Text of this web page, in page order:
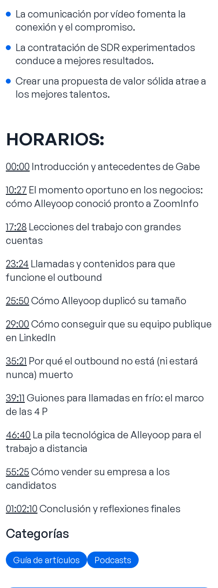
La comunicación por vídeo fomenta la
conexión y el compromiso.
La contratación de SDR experimentados
conduce a mejores resultados.
Crear una propuesta de valor sólida atrae a
los mejores talentos.
HORARIOS:
00:00 Introducción y antecedentes de Gabe
10:27 El momento oportuno en los negocios:
cómo Alleyoop conoció pronto a ZoomInfo
17:28 Lecciones del trabajo con grandes
cuentas
23:24 Llamadas y contenidos para que
funcione el outbound
25:50 Cómo Alleyoop duplicó su tamaño
29:00 Cómo conseguir que su equipo publique
en LinkedIn
35:21 Por qué el outbound no está (ni estará
nunca) muerto
39:11 Guiones para llamadas en frío: el marco
de las 4 P
46:40 La pila tecnológica de Alleyoop para el
trabajo a distancia
55:25 Cómo vender su empresa a los
candidatos
01:02:10 Conclusión y reflexiones finales
Categorías
Guía de artículos Podcasts